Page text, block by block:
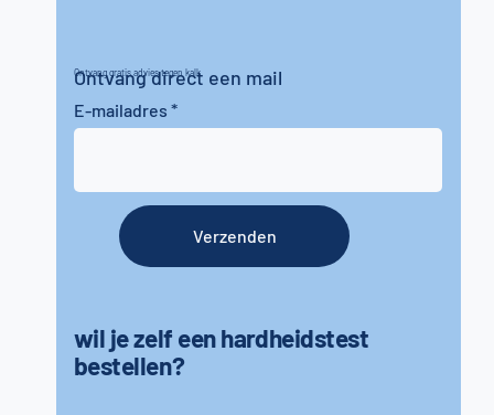
Ontvang gratis advies tegen kalk
Ontvang direct een mail
wil je zelf een hardheidstest
bestellen?
E-mailadres
Verzenden